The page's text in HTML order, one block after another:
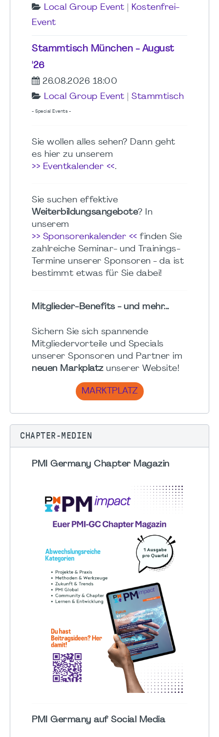
Local Group Event
Kostenfrei-
Event
Stammtisch München - August
'26
26.08.2026 18:00
Local Group Event
Stammtisch
- Special Events -
Sie wollen alles sehen? Dann geht
es hier zu unserem
>> Eventkalender <<.
Sie suchen effektive
Weiterbildungsangebote? In
unserem
>> Sponsorenkalender << finden Sie
zahlreiche Seminar- und Trainings-
Termine unserer Sponsoren - da ist
bestimmt etwas für Sie dabei!
Mitglieder-Benefits - und mehr...
Sichern Sie sich spannende
Mitgliedervorteile und Specials
unserer Sponsoren und Partner im
neuen Markplatzunserer Website!
MARKTPLATZ
CHAPTER-MEDIEN
PMI Germany Chapter Magazin
PMI Germany auf Social Media